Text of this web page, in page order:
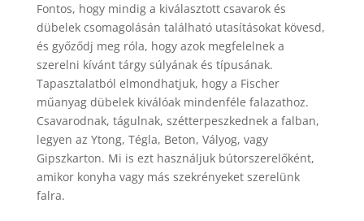
Fontos, hogy mindig a kiválasztott csavarok és
dübelek csomagolásán található utasításokat kövesd,
és győződj meg róla, hogy azok megfelelnek a
szerelni kívánt tárgy súlyának és típusának.
Tapasztalatból elmondhatjuk, hogy a Fischer
műanyag dübelek kiválóak mindenféle falazathoz.
Csavarodnak, tágulnak, szétterpeszkednek a falban,
legyen az Ytong, Tégla, Beton, Vályog, vagy
Gipszkarton. Mi is ezt használjuk bútorszerelőként,
amikor konyha vagy más szekrényeket szerelünk
falra.